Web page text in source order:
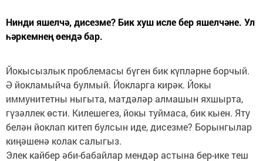
Нинди яшелчә, дисезме? Бик хуш исле бер яшелчәне. Ул
һәркемнең өендә бар.
Йокысызлык проблемасы бүген бик күпләрне борчый.
Ә йокламыйча булмый. Йокларга кирәк. Йокы
иммунитетны ныгыта, матдәләр алмашын яхшырта,
гүзәллек өсти. Килешегез, йокы туймаса, бик кыен. Яту
белән йоклап китеп булсын иде, дисезме? Борынгылар
киңәшенә колак салыгыз.
Элек кайбер әби-бабайлар мендәр астына бер-ике теш